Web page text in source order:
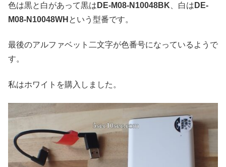
色は黒と白があって黒は DE-M08-N10048BK 、白は DE-
M08-N10048WH という型番です。
最後のアルファベット二文字が色番号になっているようで
す。
私はホワイトを購入しました。